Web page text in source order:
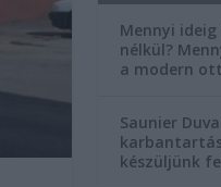
Mennyi
nélkül?
a modern
Saunier
készüljünk